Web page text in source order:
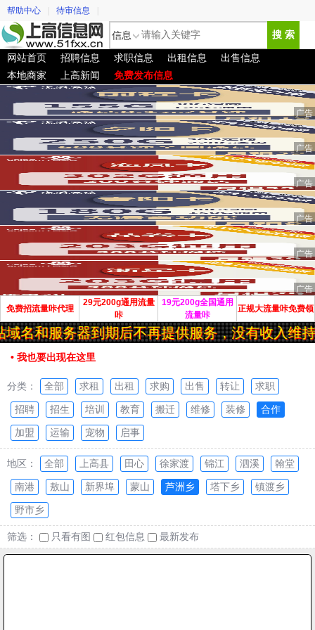
帮助中心 待审信息
信息 搜 索
网站首页 招聘信息 求职信息 出租信息
出售信息
本地商家
上高新闻 免费发布信息
免费招流量咔代理
29元200g通用流量
咔
19元200g全国通用
流量咔
正规大流量咔免费领
名和服务器到期后不再提供服务，没有收入维持
• 我也要出现在这里
分类： 全部 求租 出租 求购 出售 转让 求职
招聘 招生 培训 教育 搬迁 维修 装修 合作
加盟 运输 宠物 启事
地区： 全部 上高县 田心 徐家渡 锦江 泗溪 翰堂
南港 敖山 新界埠 蒙山 芦洲乡 塔下乡 镇渡乡
野市乡
筛选： 只看有图 红包信息 最新发布